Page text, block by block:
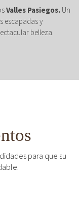
Valles Pasiegos. Un
escapadas y
belleza.
para que su